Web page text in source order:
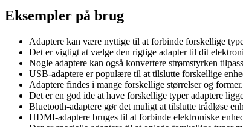
Eksempler på brug
Adaptere kan være nyttige til at forbinde forskellige
Det er vigtigt at vælge den rigtige adapter til dit
Nogle adaptere kan også konvertere strømstyrken
USB-adaptere er populære til at tilslutte forskellige
Adaptere findes i mange forskellige størrelser og former.
Det er en god ide at have forskellige typer adaptere
Bluetooth-adaptere gør det muligt at tilslutte trådløse
HDMI-adaptere bruges til at forbinde elektroniske